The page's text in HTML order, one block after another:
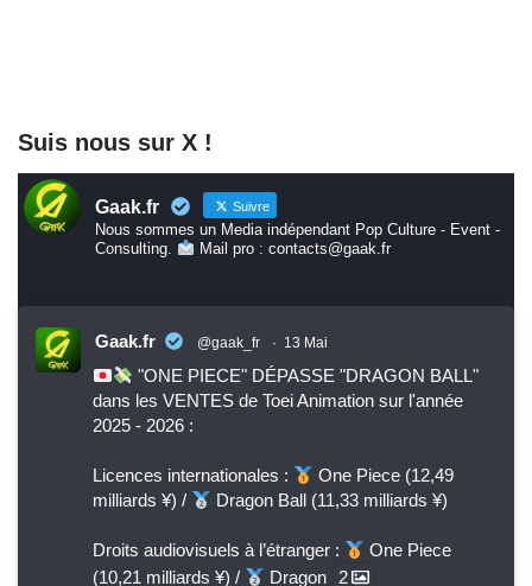
Suis nous sur X !
Gaak.fr Suivre
Nous sommes un Media indépendant Pop Culture - Event -
Consulting.
Mail pro : contacts@gaak.fr
Gaak.fr @gaak_fr · 13 Mai
"ONE PIECE" DÉPASSE "DRAGON BALL"
dans les VENTES de Toei Animation sur l'année
2025 - 2026 :
Licences internationales :
One Piece (12,49
milliards ¥) /
Dragon Ball (11,33 milliards ¥)
Droits audiovisuels à l’étranger :
One Piece
(10,21 milliards ¥) /
Dragon 2